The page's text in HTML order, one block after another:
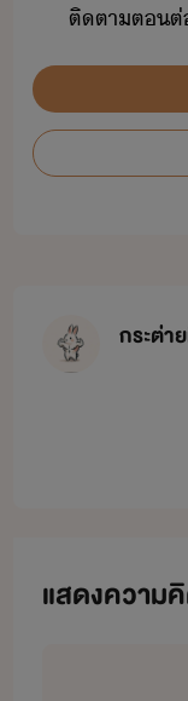
ติตา​ต​ต่
กระต่า
แสดงความ